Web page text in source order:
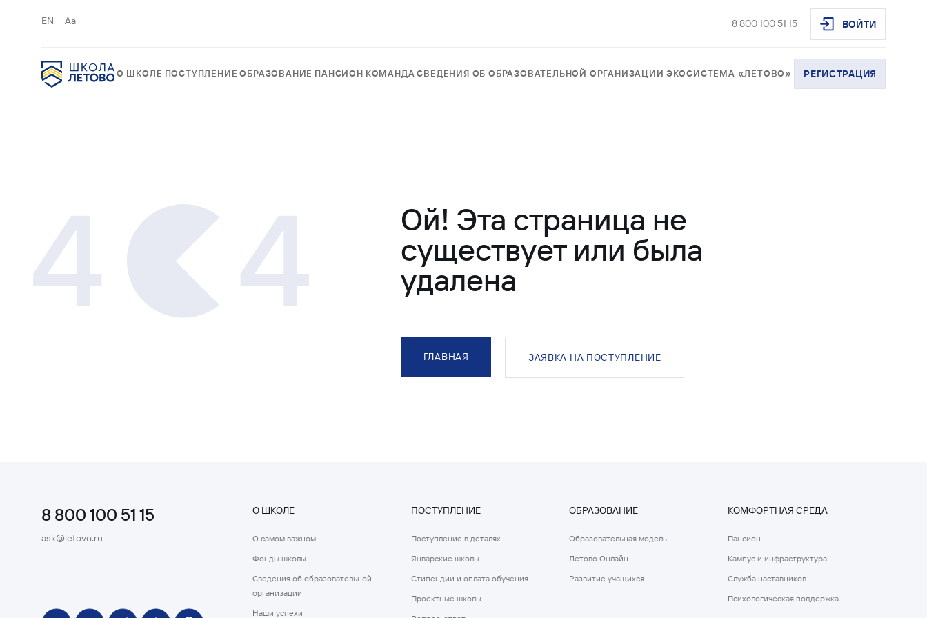
EN Aa 8 800 100 51 15 ВОЙТИ
О ШКОЛЕ ПОСТУПЛЕНИЕ ОБРАЗОВАНИЕ ПАНСИОН КОМАНДА СВЕДЕНИЯ ОБ ОБРАЗОВАТЕЛЬНОЙ ОРГАНИЗАЦИИ ЭКОСИСТЕМА «ЛЕТОВО» РЕГИСТРАЦИЯ
Ой! Эта страница не
существует или была
удалена
ГЛАВНАЯ ЗАЯВКА НА ПОСТУПЛЕНИЕ
8 800 100 51 15
ask@letovo.ru
О ШКОЛЕ
О самом важном
Фонды школы
Сведения об образовательной
организации
Наши успехи
ПОСТУПЛЕНИЕ
Поступление в деталях
Январские школы
Стипендии и оплата обучения
Проектные школы
ОБРАЗОВАНИЕ
Образовательная модель
Летово.Онлайн
Развитие учащихся
КОМФОРТНАЯ СРЕДА
Пансион
Кампус и инфраструктура
Служба наставников
Психологическая поддержка